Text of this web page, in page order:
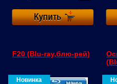
F20 (Blu-ray,блю-рей)
Новинка